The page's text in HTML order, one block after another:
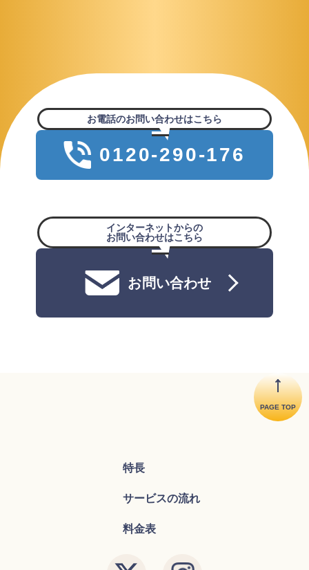
お電話のお問い合わせはこちら
0120-290-176
インターネットからの
お問い合わせはこちら
お問い合わせ
PAGE TOP
特長
サービスの流れ
料金表